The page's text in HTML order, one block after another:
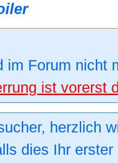
im Forum nicht
ist vorerst
herzlich
dies Ihr